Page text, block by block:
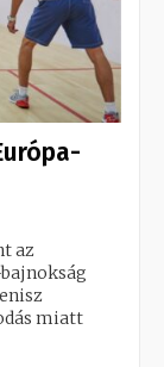
az
miatt